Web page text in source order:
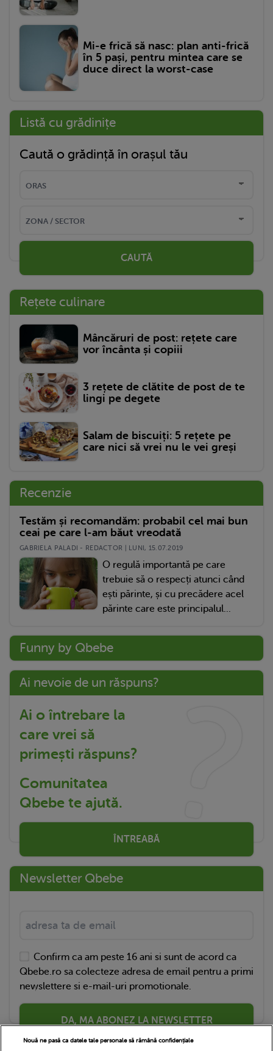
Mi-e frică să nasc: plan anti-frică
în 5 pași, pentru mintea care se
duce direct la worst-case
Listă cu grădinițe
Caută o grădință în orașul tău
CAUTĂ
Rețete culinare
Mâncăruri de post: rețete care
vor încânta și copiii
3 rețete de clătite de post de te
lingi pe degete
Salam de biscuiți: 5 rețete pe
care nici să vrei nu le vei greși
Recenzie
Testăm și recomandăm: probabil cel mai bun
ceai pe care l-am băut vreodată
GABRIELA PALADI - REDACTOR | LUNI, 15.07.2019
O regulă importantă pe care
trebuie să o respecți atunci când
ești părinte, și cu precădere acel
părinte care este principalul...
Funny by Qbebe
Ai nevoie de un răspuns?
Ai o întrebare la
care vrei să
primești răspuns?
Comunitatea
Qbebe te ajută.
ÎNTREABĂ
Newsletter Qbebe
Confirm ca am peste 16 ani si sunt de acord ca
Qbebe.ro sa colecteze adresa de email pentru a primi
newslettere si e-mail-uri promotionale.
DA, MA ABONEZ LA NEWSLETTER
Nouă ne pasă ca datele tale personale să rămână confidențiale